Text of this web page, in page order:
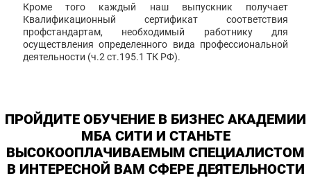
Кроме того каждый наш выпускник получает
Квалификационный сертификат соответствия
профстандартам, необходимый работнику для
осуществления определенного вида профессиональной
деятельности (ч.2 ст.195.1 ТК РФ).
ПРОЙДИТЕ ОБУЧЕНИЕ В БИЗНЕС АКАДЕМИИ
МБА СИТИ И СТАНЬТЕ
ВЫСОКООПЛАЧИВАЕМЫМ СПЕЦИАЛИСТОМ
В ИНТЕРЕСНОЙ ВАМ СФЕРЕ ДЕЯТЕЛЬНОСТИ